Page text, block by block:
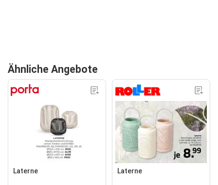
Ähnliche Angebote
Laterne Laterne